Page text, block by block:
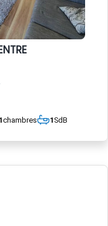
1chambres 1SdB